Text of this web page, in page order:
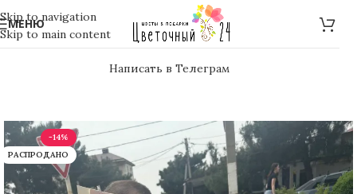
Skip to navigation
Skip to main content
МЕНЮ
Написать в Телеграм
-14%
РАСПРОДАНО